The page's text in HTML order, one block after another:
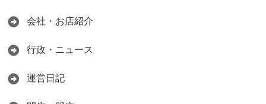
会社・お店紹介
行政・ニュース
運営日記